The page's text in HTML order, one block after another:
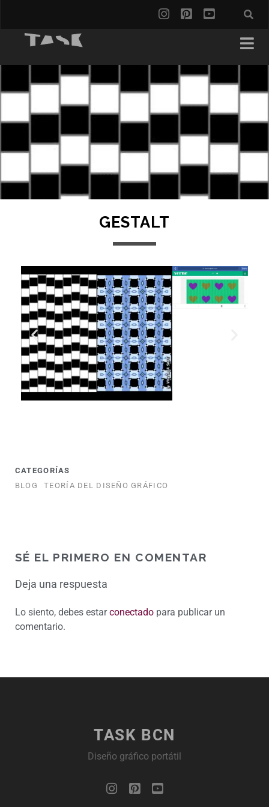
GESTALT
CATEGORÍAS
BLOG
TEORÍA DEL DISEÑO GRÁFICO
SÉ EL PRIMERO EN COMENTAR
Deja una respuesta
Lo siento, debes estarconectadopara publicar un
comentario.
TASK BCN
Diseño gráfico portátil